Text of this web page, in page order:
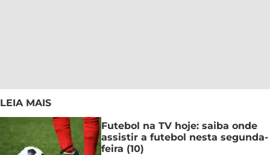
LEIA MAIS
Futebol na TV hoje: saiba onde
assistir a futebol nesta segunda-
feira (10)